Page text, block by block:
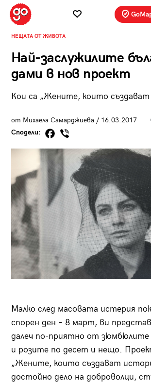
НЕЩАТА ОТ ЖИВОТА
Най-заслужилите
дами в нов проект
Кои са „Жените, които
от Михаела Самарджиева / 16.03.2017
Сподели:
Малко след масовата истерия
спорен ден – 8 март, ви
далеч по-приятно от зюмбюлите
и розите по десет и нещо.
„Жените, които създават
достойно дело на доброволци,